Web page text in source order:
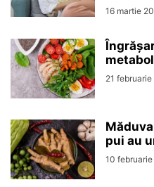
16 martie
21
pui au
10